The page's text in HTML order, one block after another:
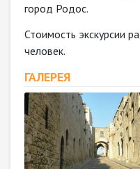
город Родос.
Стоимость экскурсии
человек.
ГАЛЕРЕЯ